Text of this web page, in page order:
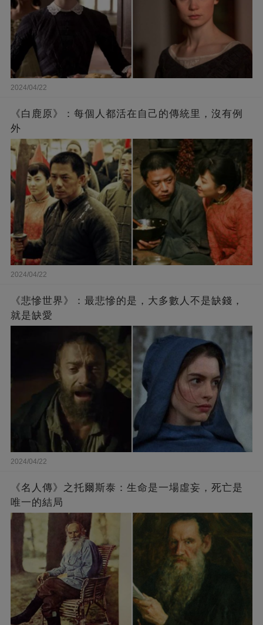
2024/04/22
《白鹿原》：每個人都活在自己的傳統里，沒有例
外
2024/04/22
《悲慘世界》：最悲慘的是，大多數人不是缺錢，
就是缺愛
2024/04/22
《名人傳》之托爾斯泰：生命是一場虛妄，死亡是
唯一的結局